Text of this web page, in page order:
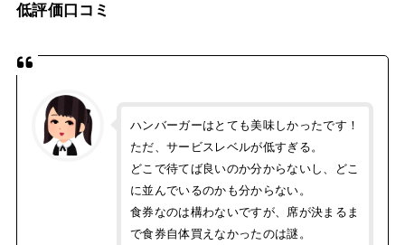
低評価口コミ
ハンバーガーはとても美味しかったです！
ただ、サービスレベルが低すぎる。
どこで待てば良いのか分からないし、どこ
に並んでいるのかも分からない。
食券なのは構わないですが、席が決まるま
で食券自体買えなかったのは謎。